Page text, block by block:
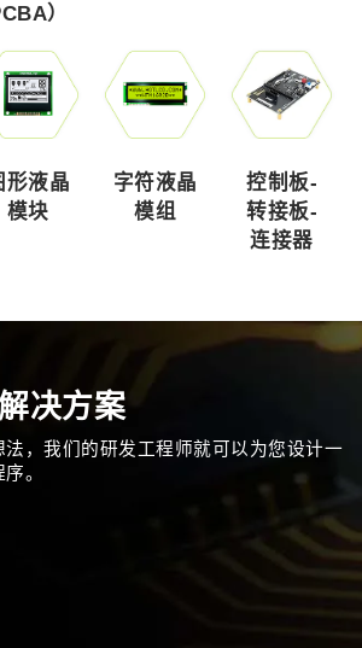
）
形液晶
模块
字符液晶
模组
控制板-
转接板-
连接器
决方案
，我们的研发工程师就可以为您设计一
。